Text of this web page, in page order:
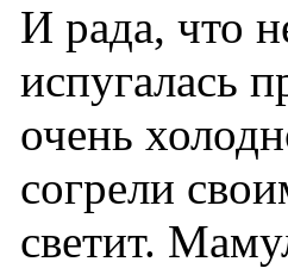
И рада, что
испугалась
очень
согрели
светит.